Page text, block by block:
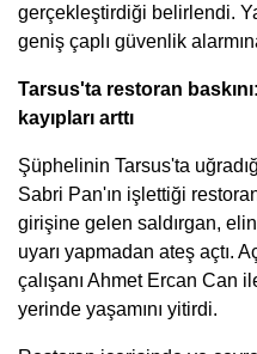
gerçekleştirdiği belirlendi.
geniş çaplı güvenlik
Tarsus'ta restoran
kayıpları arttı
Şüphelinin Tarsus'ta
Sabri Pan'ın işlettiği
girişine gelen saldırgan,
uyarı yapmadan ateş açtı.
çalışanı Ahmet Ercan Can
yerinde yaşamını yitirdi.